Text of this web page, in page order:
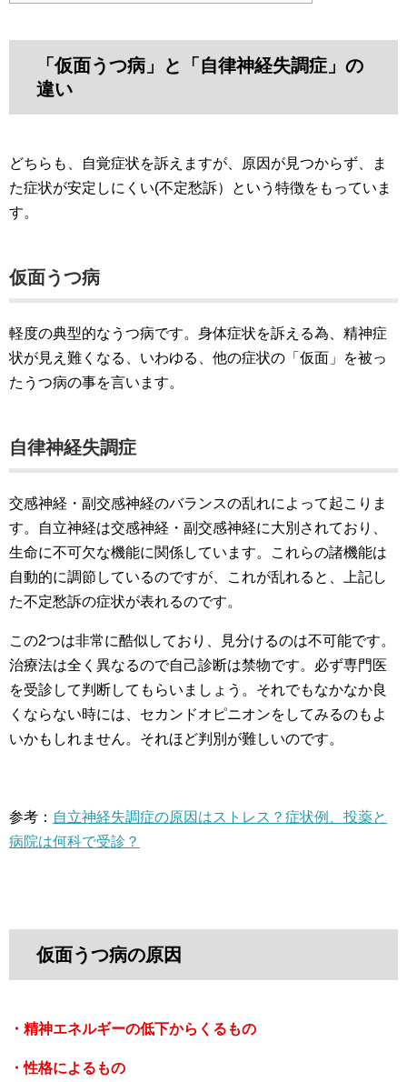
「仮面うつ病」と「自律神経失調症」の
違い
どちらも、自覚症状を訴えますが、原因が見つからず、ま
た症状が安定しにくい(不定愁訴）という特徴をもっていま
す。
仮面うつ病
軽度の典型的なうつ病です。身体症状を訴える為、精神症
状が見え難くなる、いわゆる、他の症状の「仮面」を被っ
たうつ病の事を言います。
自律神経失調症
交感神経・副交感神経のバランスの乱れによって起こりま
す。自立神経は交感神経・副交感神経に大別されており、
生命に不可欠な機能に関係しています。これらの諸機能は
自動的に調節しているのですが、これが乱れると、上記し
た不定愁訴の症状が表れるのです。
この2つは非常に酷似しており、見分けるのは不可能です。
治療法は全く異なるので自己診断は禁物です。必ず専門医
を受診して判断してもらいましょう。それでもなかなか良
くならない時には、セカンドオピニオンをしてみるのもよ
いかもしれません。それほど判別が難しいのです。
参考： 自立神経失調症の原因はストレス？症状例、投薬と
病院は何科で受診？
仮面うつ病の原因
・精神エネルギーの低下からくるもの
・性格によるもの